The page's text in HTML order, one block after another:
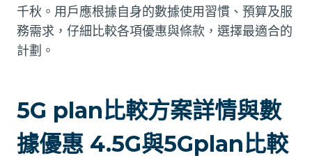
千秋。用戶應根據自身的數據使用習慣、預算及服
務需求，仔細比較各項優惠與條款，選擇最適合的
計劃。
5G plan比較方案詳情與數
據優惠 4.5G與5Gplan比較